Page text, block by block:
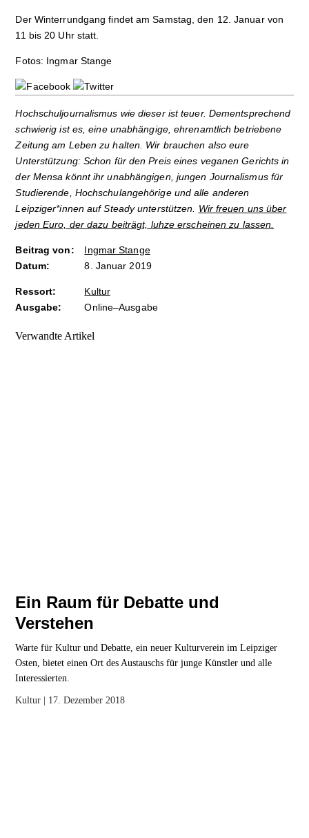
Der Winterrundgang findet am Samstag, den 12. Januar von
11 bis 20 Uhr statt.
Fotos: Ingmar Stange
Hochschuljournalismus wie dieser ist teuer. Dementsprechend
schwierig ist es, eine unabhängige, ehrenamtlich betriebene
Zeitung am Leben zu halten. Wir brauchen also eure
Unterstützung: Schon für den Preis eines veganen Gerichts in
der Mensa könnt ihr unabhängigen, jungen Journalismus für
Studierende, Hochschulangehörige und alle anderen
Leipziger*innen auf Steady unterstützen. Wir freuen uns über
jeden Euro, der dazu beiträgt, luhze erscheinen zu lassen.
Beitrag von:
Ingmar Stange
Datum:
8. Januar 2019
Ressort:
Kultur
Ausgabe:
Online–Ausgabe
Verwandte Artikel
Ein Raum für Debatte und
Verstehen
Warte für Kultur und Debatte, ein neuer Kulturverein im Leipziger
Osten, bietet einen Ort des Austauschs für junge Künstler und alle
Interessierten.
Kultur | 17. Dezember 2018